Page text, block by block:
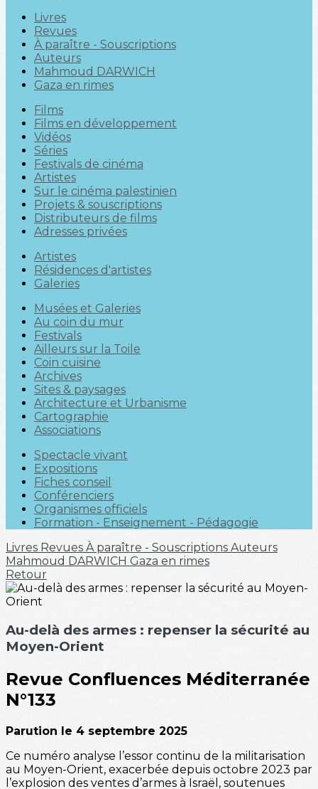
Livres
Revues
À paraître - Souscriptions
Auteurs
Mahmoud DARWICH
Gaza en rimes
Films
Films en développement
Vidéos
Séries
Festivals de cinéma
Artistes
Sur le cinéma palestinien
Projets & souscriptions
Distributeurs de films
Adresses privées
Artistes
Résidences d'artistes
Galeries
Musées et Galeries
Au coin du mur
Festivals
Ailleurs sur la Toile
Coin cuisine
Archives
Sites & paysages
Architecture et Urbanisme
Cartographie
Associations
Spectacle vivant
Expositions
Fiches conseil
Conférenciers
Organismes officiels
Formation - Enseignement - Pédagogie
Livres Revues À paraître - Souscriptions Auteurs
Mahmoud DARWICH Gaza en rimes
Retour
Au-delà des armes : repenser la sécurité au
Moyen-Orient
Revue Confluences Méditerranée
N°133
Parution le 4 septembre 2025
Ce numéro analyse l’essor continu de la militarisation
au Moyen-Orient, exacerbée depuis octobre 2023 par
l’explosion des ventes d’armes à Israël, soutenues